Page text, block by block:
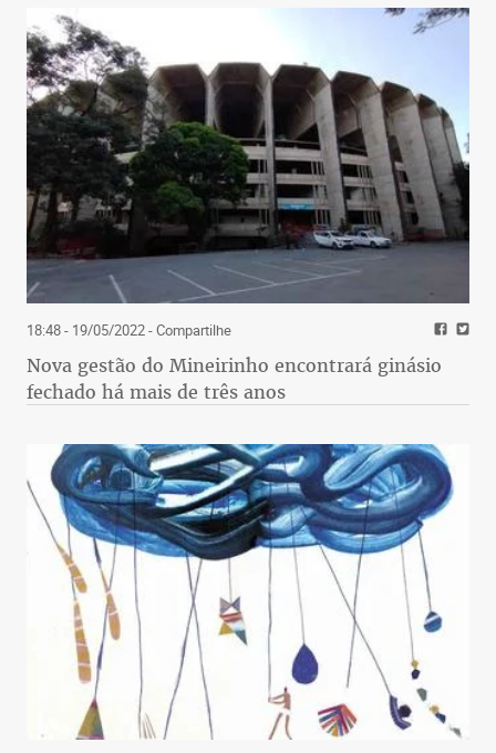
18:48 - 19/05/2022- Compartilhe
Nova gestão do Mineirinho encontrará ginásio
fechado há mais de três anos